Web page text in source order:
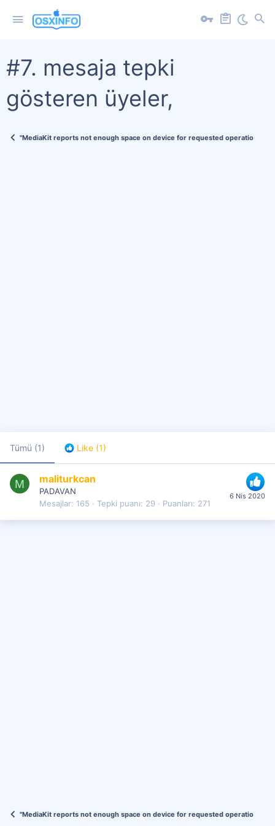
#7. mesaja tepki
gösteren üyeler,
"MediaKit reports not enough space on device for requested operation"
Tümü (1) Like (1)
M
6 Nis 2020
maliturkcan
PADAVAN
Mesajlar 165 Tepki puanı 29 Puanları 271
"MediaKit reports not enough space on device for requested operation"